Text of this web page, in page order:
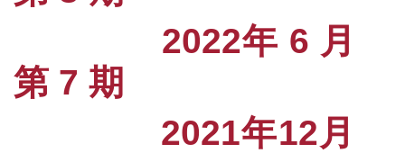
2022年 6 月
第 7 期
2021年12月